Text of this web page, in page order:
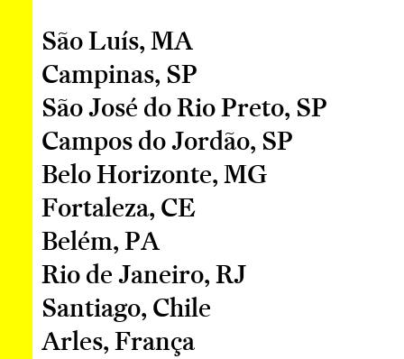
São Luís, MA
Campinas, SP
São José do Rio Preto, SP
Campos do Jordão, SP
Belo Horizonte, MG
Fortaleza, CE
Belém, PA
Rio de Janeiro, RJ
Santiago, Chile
Arles, França